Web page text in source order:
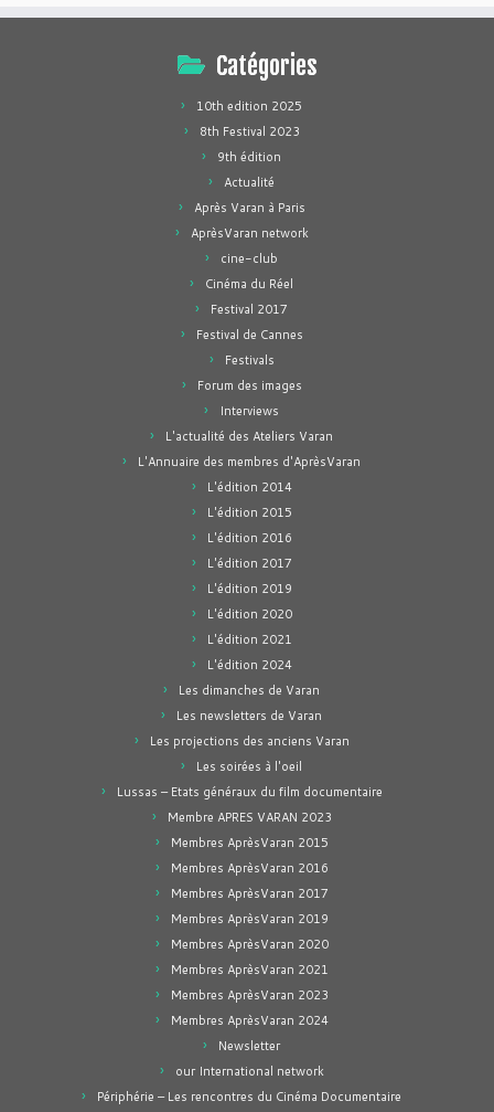
Catégories
10th edition 2025
8th Festival 2023
9th édition
Actualité
Après Varan à Paris
AprèsVaran network
cine-club
Cinéma du Réel
Festival 2017
Festival de Cannes
Festivals
Forum des images
Interviews
L'actualité des Ateliers Varan
L'Annuaire des membres d'AprèsVaran
L'édition 2014
L'édition 2015
L'édition 2016
L'édition 2017
L'édition 2019
L'édition 2020
L'édition 2021
L'édition 2024
Les dimanches de Varan
Les newsletters de Varan
Les projections des anciens Varan
Les soirées à l'oeil
Lussas – Etats généraux du film documentaire
Membre APRES VARAN 2023
Membres AprèsVaran 2015
Membres AprèsVaran 2016
Membres AprèsVaran 2017
Membres AprèsVaran 2019
Membres AprèsVaran 2020
Membres AprèsVaran 2021
Membres AprèsVaran 2023
Membres AprèsVaran 2024
Newsletter
our International network
Périphérie – Les rencontres du Cinéma Documentaire